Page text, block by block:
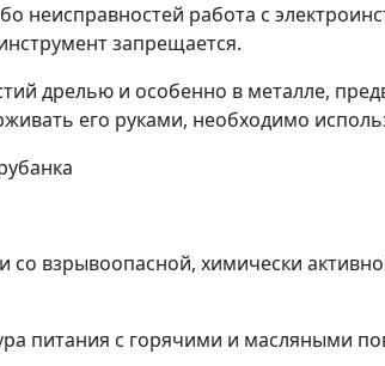
неисправностей работа с
запрещается.
дрелью и особенно в металле,
его руками, необходимо
взрывоопасной, химически
питания с горячими и масляными